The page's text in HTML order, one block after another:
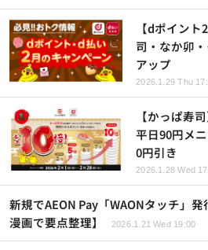
【dポイン
司・なか卯
アップ
2026.1.29 Thu
【かっぱ寿
平日90円メ
0円引き
2026.1.28 Wed
新規でAEON Pay「WAONタッチ」
漫画で要点整理】
2026.1.21 Wed 19:00